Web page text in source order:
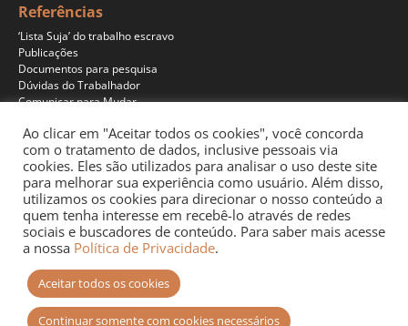
Referências
‘Lista Suja’ do trabalho escravo
Publicações
Documentos para pesquisa
Dúvidas do Trabalhador
Comunicar para Mudar
Programas
Jornalismo
Pesquisa
Educação
Documentários
Ao clicar em "Aceitar todos os cookies", você concorda
com o tratamento de dados, inclusive pessoais via
cookies. Eles são utilizados para analisar o uso deste site
para melhorar sua experiência como usuário. Além disso,
utilizamos os cookies para direcionar o nosso conteúdo a
quem tenha interesse em recebê-lo através de redes
sociais e buscadores de conteúdo. Para saber mais acesse
a nossa Política de Privacidade.
Aceitar todos os cookies
Continuar somente com cookies necessários